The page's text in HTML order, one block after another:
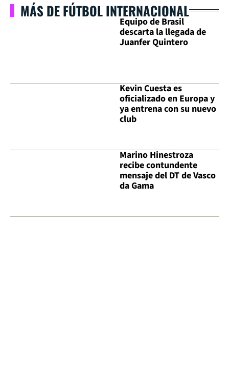
MÁS DE FÚTBOL INTERNACIONAL
Equipo de Brasil
descarta la llegada de
Juanfer Quintero
Kevin Cuesta es
oficializado en Europa y
ya entrena con su nuevo
club
Marino Hinestroza
recibe contundente
mensaje del DT de Vasco
da Gama